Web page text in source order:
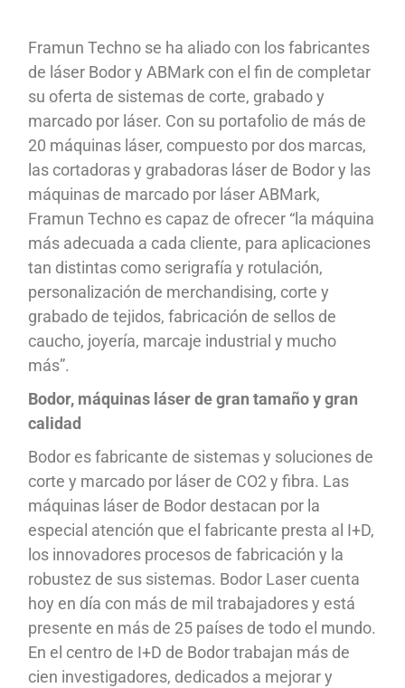
Framun Techno se ha aliado con los fabricantes
de láser Bodor y ABMark con el fin de completar
su oferta de sistemas de corte, grabado y
marcado por láser. Con su portafolio de más de
20 máquinas láser, compuesto por dos marcas,
las cortadoras y grabadoras láser de Bodor y las
máquinas de marcado por láser ABMark,
Framun Techno es capaz de ofrecer “la máquina
más adecuada a cada cliente, para aplicaciones
tan distintas como serigrafía y rotulación,
personalización de merchandising, corte y
grabado de tejidos, fabricación de sellos de
caucho, joyería, marcaje industrial y mucho
más”.
Bodor, máquinas láser de gran tamaño y gran
calidad
Bodor es fabricante de sistemas y soluciones de
corte y marcado por láser de CO2 y fibra. Las
máquinas láser de Bodor destacan por la
especial atención que el fabricante presta al I+D,
los innovadores procesos de fabricación y la
robustez de sus sistemas. Bodor Laser cuenta
hoy en día con más de mil trabajadores y está
presente en más de 25 países de todo el mundo.
En el centro de I+D de Bodor trabajan más de
cien investigadores, dedicados a mejorar y